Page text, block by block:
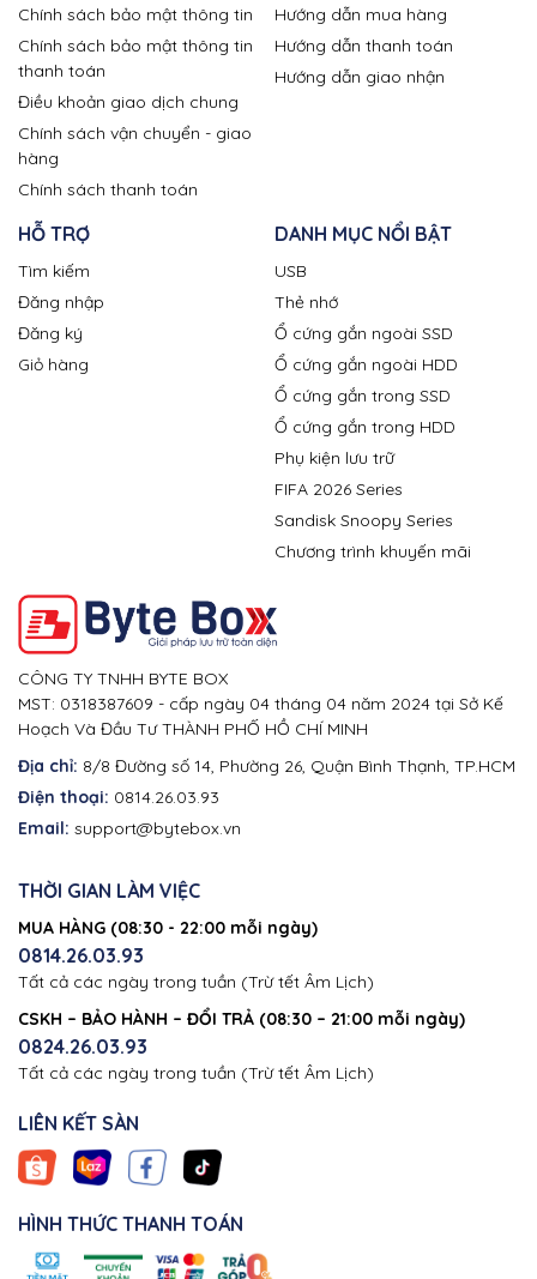
Chính sách bảo mật thông tin
Chính sách bảo mật thông tin
thanh toán
Điều khoản giao dịch chung
Chính sách vận chuyển - giao
hàng
Chính sách thanh toán
Hướng dẫn mua hàng
Hướng dẫn thanh toán
Hướng dẫn giao nhận
HỖ TRỢ
Tìm kiếm
Đăng nhập
Đăng ký
Giỏ hàng
DANH MỤC NỔI BẬT
USB
Thẻ nhớ
Ổ cứng gắn ngoài SSD
Ổ cứng gắn ngoài HDD
Ổ cứng gắn trong SSD
Ổ cứng gắn trong HDD
Phụ kiện lưu trữ
FIFA 2026 Series
Sandisk Snoopy Series
Chương trình khuyến mãi
CÔNG TY TNHH BYTE BOX
MST: 0318387609 - cấp ngày 04 tháng 04 năm 2024 tại Sở Kế
Hoạch Và Đầu Tư THÀNH PHỐ HỒ CHÍ MINH
Địa chỉ: 8/8 Đường số 14, Phường 26, Quận Bình Thạnh, TP.HCM
Điện thoại: 0814.26.03.93
Email: support@bytebox.vn
THỜI GIAN LÀM VIỆC
MUA HÀNG (08:30 - 22:00 mỗi ngày)
0814.26.03.93
Tất cả các ngày trong tuần (Trừ tết Âm Lịch)
CSKH – BẢO HÀNH – ĐỔI TRẢ (08:30 – 21:00 mỗi ngày)
0824.26.03.93
Tất cả các ngày trong tuần (Trừ tết Âm Lịch)
LIÊN KẾT SÀN
HÌNH THỨC THANH TOÁN